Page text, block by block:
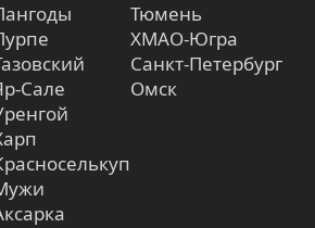
Сале
Тюмень
ХМАО-Югра
Санкт-Петербург
Омск